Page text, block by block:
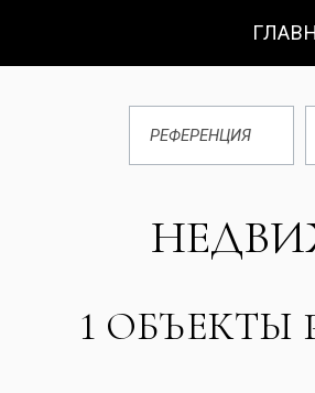
1 ОБЪЕКТЫ